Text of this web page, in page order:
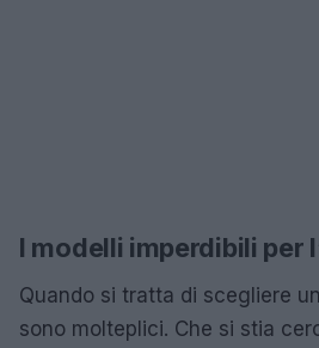
I modelli imperdibili per
Quando si tratta di scegliere
sono molteplici. Che si stia